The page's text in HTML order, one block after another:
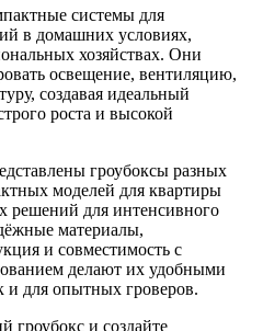
системы для
в домашних условиях,
хозяйствах. Они
освещение, вентиляцию,
создавая идеальный
роста и высокой
гроубоксы разных
моделей для квартиры
решений для интенсивного
материалы,
и совместимость с
делают их удобными
и для опытных гроверов.
гроубокс и создайте